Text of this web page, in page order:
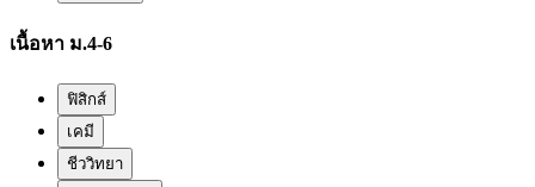
เนื้อหา ม.4-6
ฟิสิกส์
เคมี
ชีววิทยา